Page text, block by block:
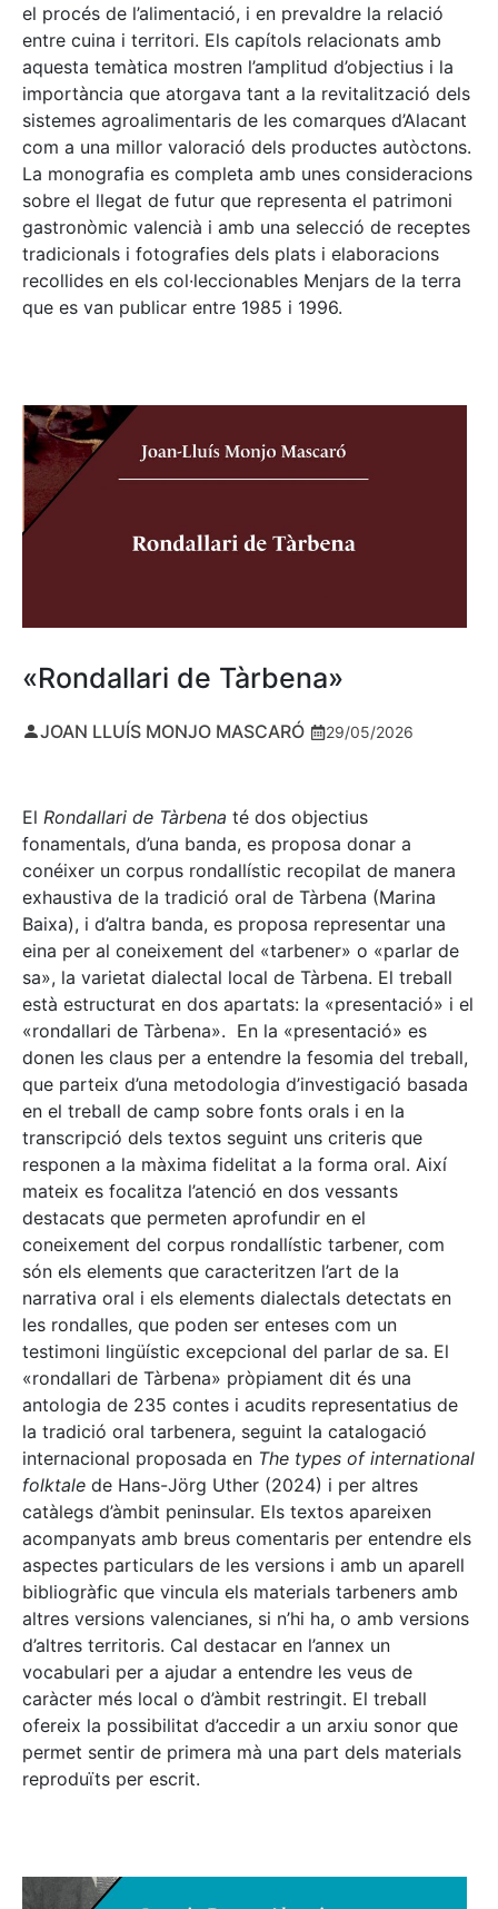
el procés de l’alimentació, i en prevaldre la relació
entre cuina i territori. Els capítols relacionats amb
aquesta temàtica mostren l’amplitud d’objectius i la
importància que atorgava tant a la revitalització dels
sistemes agroalimentaris de les comarques d’Alacant
com a una millor valoració dels productes autòctons.
La monografia es completa amb unes consideracions
sobre el llegat de futur que representa el patrimoni
gastronòmic valencià i amb una selecció de receptes
tradicionals i fotografies dels plats i elaboracions
recollides en els col·leccionables Menjars de la terra
que es van publicar entre 1985 i 1996.
«Rondallari de Tàrbena»
JOAN LLUÍS MONJO MASCARÓ 29/05/2026
El Rondallari de Tàrbena té dos objectius
fonamentals, d’una banda, es proposa donar a
conéixer un corpus rondallístic recopilat de manera
exhaustiva de la tradició oral de Tàrbena (Marina
Baixa), i d’altra banda, es proposa representar una
eina per al coneixement del «tarbener» o «parlar de
sa», la varietat dialectal local de Tàrbena. El treball
està estructurat en dos apartats: la «presentació» i el
«rondallari de Tàrbena». En la «presentació» es
donen les claus per a entendre la fesomia del treball,
que parteix d’una metodologia d’investigació basada
en el treball de camp sobre fonts orals i en la
transcripció dels textos seguint uns criteris que
responen a la màxima fidelitat a la forma oral. Així
mateix es focalitza l’atenció en dos vessants
destacats que permeten aprofundir en el
coneixement del corpus rondallístic tarbener, com
són els elements que caracteritzen l’art de la
narrativa oral i els elements dialectals detectats en
les rondalles, que poden ser enteses com un
testimoni lingüístic excepcional del parlar de sa. El
«rondallari de Tàrbena» pròpiament dit és una
antologia de 235 contes i acudits representatius de
la tradició oral tarbenera, seguint la catalogació
internacional proposada en The types of international
folktale de Hans-Jörg Uther (2024) i per altres
catàlegs d’àmbit peninsular. Els textos apareixen
acompanyats amb breus comentaris per entendre els
aspectes particulars de les versions i amb un aparell
bibliogràfic que vincula els materials tarbeners amb
altres versions valencianes, si n’hi ha, o amb versions
d’altres territoris. Cal destacar en l’annex un
vocabulari per a ajudar a entendre les veus de
caràcter més local o d’àmbit restringit. El treball
ofereix la possibilitat d’accedir a un arxiu sonor que
permet sentir de primera mà una part dels materials
reproduïts per escrit.